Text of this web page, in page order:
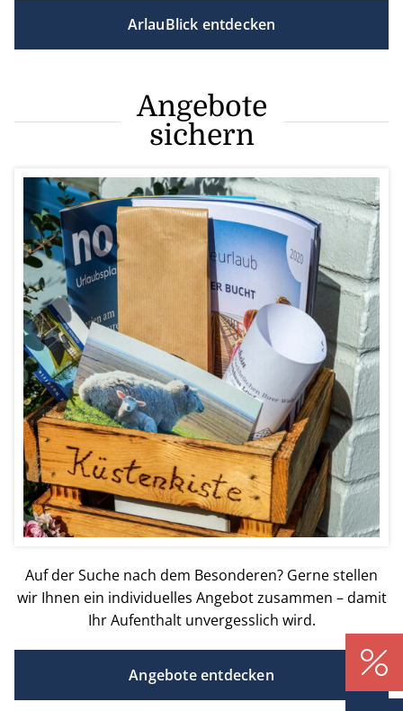
ArlauBlick entdecken
Angebote
sichern
Auf der Suche nach dem Besonderen? Gerne stellen
wir Ihnen ein individuelles Angebot zusammen – damit
Ihr Aufenthalt unvergesslich wird.
Angebote entdecken